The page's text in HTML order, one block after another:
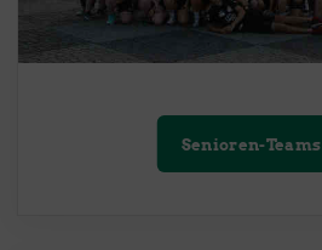
Senioren-Teams